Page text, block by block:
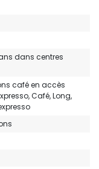
dans centres
café en accès
Café, Long,